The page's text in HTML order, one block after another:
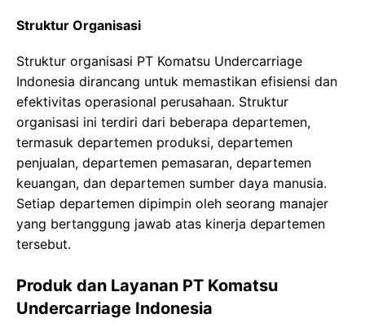
Struktur Organisasi
Struktur organisasi PT Komatsu Undercarriage
Indonesia dirancang untuk memastikan efisiensi dan
efektivitas operasional perusahaan. Struktur
organisasi ini terdiri dari beberapa departemen,
termasuk departemen produksi, departemen
penjualan, departemen pemasaran, departemen
keuangan, dan departemen sumber daya manusia.
Setiap departemen dipimpin oleh seorang manajer
yang bertanggung jawab atas kinerja departemen
tersebut.
Produk dan Layanan PT Komatsu
Undercarriage Indonesia